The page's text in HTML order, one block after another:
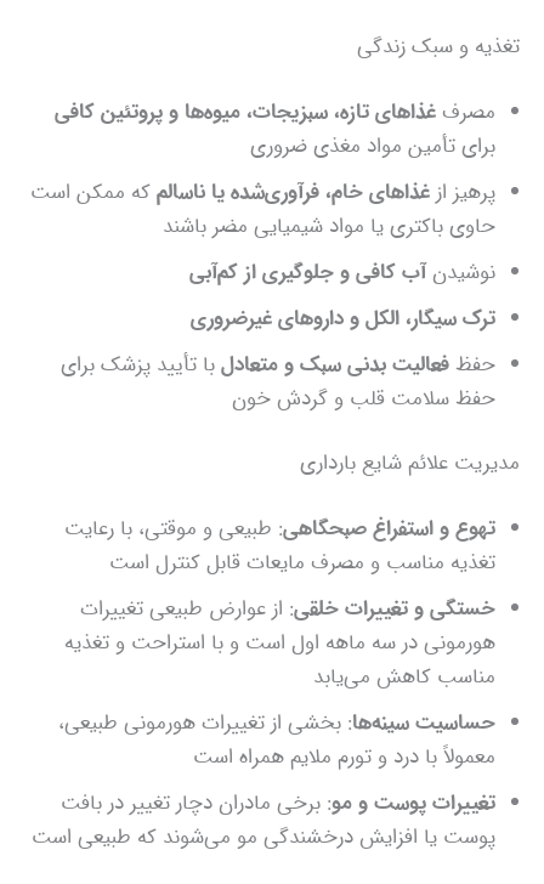
تغذیه و سبک زندگی
مصرفغذاهای تازه، سبزیجات، میوه‌ها و پروتئین کافی
برای تأمین مواد مغذی ضروری
پرهیز ازغذاهای خام، فرآوری‌شده یا ناسالمکه ممکن است
حاوی باکتری یا مواد شیمیایی مضر باشند
نوشیدنآب کافی و جلوگیری از کم‌آبی
ترک سیگار، الکل و داروهای غیرضروری
حفظ فعالیت بدنی سبک و متعادلبا تأیید پزشک برای
حفظ سلامت قلب و گردش خون
مدیریت علائم شایع بارداری
تهوع و استفراغ صبحگاهی: طبیعی و موقتی، با رعایت
تغذیه مناسب و مصرف مایعات قابل کنترل است
خستگی و تغییرات خلقی: از عوارض طبیعی تغییرات
هورمونی در سه ماهه اول است و با استراحت و تغذیه
مناسب کاهش می‌یابد
حساسیت سینه‌ها: بخشی از تغییرات هورمونی طبیعی،
معمولاً با درد و تورم ملایم همراه است
تغییرات پوست و مو: برخی مادران دچار تغییر در بافت
پوست یا افزایش درخشندگی مو می‌شوند که طبیعی است